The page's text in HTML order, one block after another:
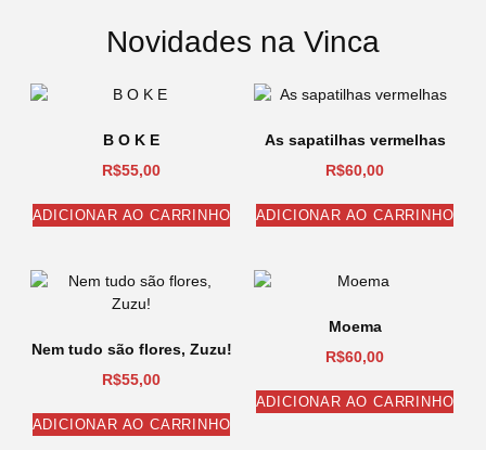
Novidades na Vinca
B O K E
R$55,00
ADICIONAR AO CARRINHO
As sapatilhas vermelhas
R$60,00
ADICIONAR AO CARRINHO
Nem tudo são flores, Zuzu!
R$55,00
ADICIONAR AO CARRINHO
Moema
R$60,00
ADICIONAR AO CARRINHO